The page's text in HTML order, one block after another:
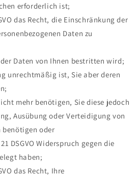
erforderlich ist;
das Recht, die Einschränkung der
Daten zu
Daten von Ihnen bestritten wird;
unrechtmäßig ist, Sie aber deren
mehr benötigen, Sie diese jedoch
Ausübung oder Verteidigung von
benötigen oder
DSGVO Widerspruch gegen die
haben;
das Recht, Ihre